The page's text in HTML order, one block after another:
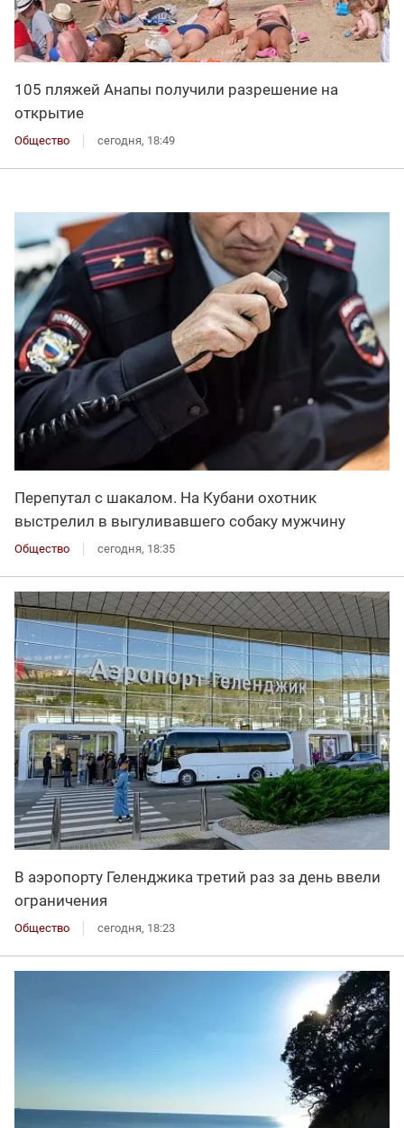
105 пляжей Анапы получили разрешение на
открытие
Общество сегодня, 18:49
Перепутал с шакалом. На Кубани охотник
выстрелил в выгуливавшего собаку мужчину
Общество сегодня, 18:35
В аэропорту Геленджика третий раз за день ввели
ограничения
Общество сегодня, 18:23